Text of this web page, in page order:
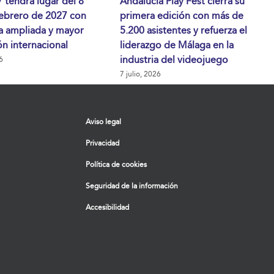
de 2027 con
ampliada y mayor
internacional
primera edición con más de
5.200 asistentes y refuerza el
liderazgo de Málaga en la
industria del videojuego
7 julio, 2026
Aviso legal
Privacidad
Política de cookies
Seguridad de la información
Accesibilidad